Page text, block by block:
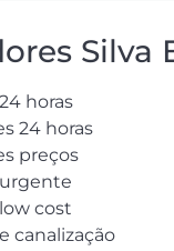
Silva
horas
24 horas
preços
cost
canalização